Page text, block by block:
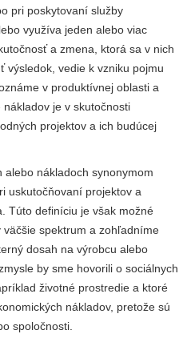
pri poskytovaní služby
využíva jeden alebo viac
a zmena, ktorá sa v nich
výsledok, vedie k vzniku pojmu
v produktívnej oblasti a
je v skutočnosti
projektov a ich budúcej
alebo nákladoch synonymom
uskutočňovaní projektov a
Túto definíciu je však možné
spektrum a zohľadníme
dosah na výrobcu alebo
by sme hovorili o sociálnych
životné prostredie a ktoré
nákladov, pretože sú
spoločnosti.